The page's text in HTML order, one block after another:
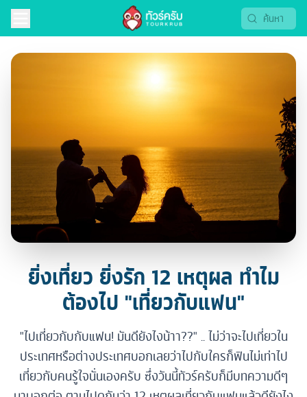
ยิ่งเที่ยว ยิ่งรัก 12 เหตุผล ทำไม
ต้องไป "เที่ยวกับแฟน"
"ไปเที่ยวกับกับแฟน! มันดียังไงน้าา??" .. ไม่ว่าจะไปเที่ยวใน
ประเทศหรือต่างประเทศบอกเลยว่าไปกับใครก็ฟินไม่เท่าไป
เที่ยวกับคนรู้ใจนั่นเองครับ ซึ่งวันนี้ทัวร์ครับก็มีบทความดีๆ